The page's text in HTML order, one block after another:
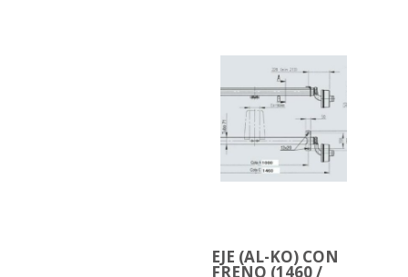
EJE (AL-KO) CON
FRENO (1460 /